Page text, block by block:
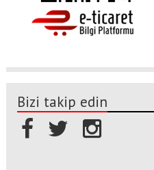
Bizi takip edin